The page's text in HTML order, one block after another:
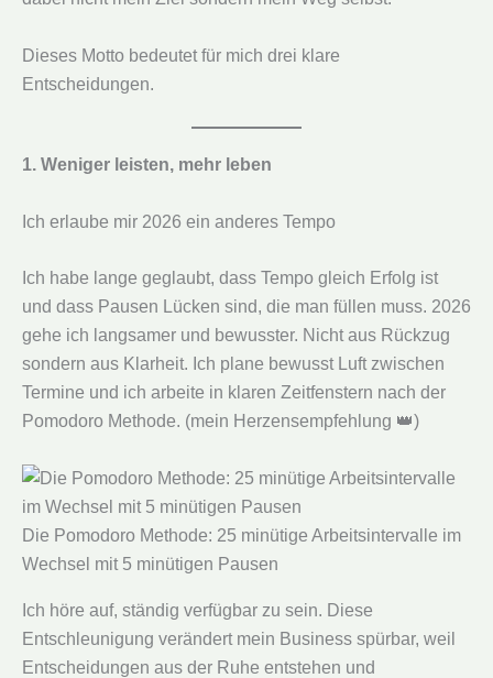
Dieses Motto bedeutet für mich drei klare
Entscheidungen.
1. Weniger leisten, mehr leben
Ich erlaube mir 2026 ein anderes Tempo
Ich habe lange geglaubt, dass Tempo gleich Erfolg ist
und dass Pausen Lücken sind, die man füllen muss. 2026
gehe ich langsamer und bewusster. Nicht aus Rückzug
sondern aus Klarheit. Ich plane bewusst Luft zwischen
Termine und ich arbeite in klaren Zeitfenstern nach der
Pomodoro Methode. (mein Herzensempfehlung 👑)
Die Pomodoro Methode: 25 minütige Arbeitsintervalle im
Wechsel mit 5 minütigen Pausen
Ich höre auf, ständig verfügbar zu sein. Diese
Entschleunigung verändert mein Business spürbar, weil
Entscheidungen aus der Ruhe entstehen und